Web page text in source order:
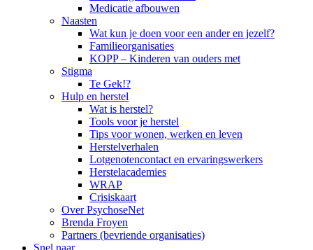
Medicatie afbouwen
Naasten
Wat kun je doen voor een ander en jezelf?
Familieorganisaties
KOPP – Kinderen van ouders met
Stigma
Te Gek!?
Hulp en herstel
Wat is herstel?
Tools voor je herstel
Tips voor wonen, werken en leven
Herstelverhalen
Lotgenotencontact en ervaringswerkers
Herstelacademies
WRAP
Crisiskaart
Over PsychoseNet
Brenda Froyen
Partners (bevriende organisaties)
Snel naar